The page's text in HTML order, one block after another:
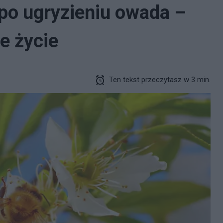
ugryzieniu owada –
życie
Ten tekst przeczytasz w 3 min.